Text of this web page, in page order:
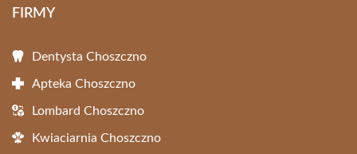
FIRMY
Dentysta Choszczno
Apteka Choszczno
Lombard Choszczno
Kwiaciarnia Choszczno